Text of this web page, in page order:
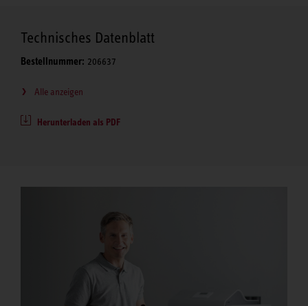
Technisches Datenblatt
Bestellnummer: 206637
Alle anzeigen
Herunterladen als PDF